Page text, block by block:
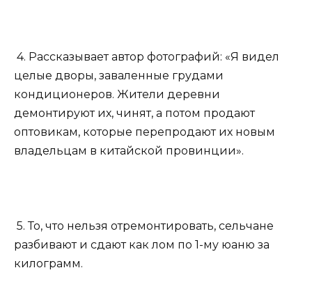
4. Рассказывает автор фотографий: «Я видел
целые дворы, заваленные грудами
кондиционеров. Жители деревни
демонтируют их, чинят, а потом продают
оптовикам, которые перепродают их новым
владельцам в китайской провинции».
5. То, что нельзя отремонтировать, сельчане
разбивают и сдают как лом по 1-му юаню за
килограмм.